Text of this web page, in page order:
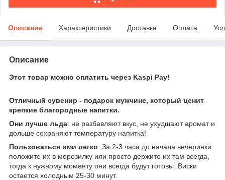
Описание Характеристики Доставка Оплата
Описание
Этот товар можно оплатить через Kaspi Pay!
Отличный сувенир - подарок мужчине, который ценит
крепкие благородные напитки.
Они лучше льда: не разбавляют вкус, не ухудшают аромат и
дольше сохраняют температуру напитка!
Пользоваться ими легко . За 2-3 часа до начала вечеринки
положите их в морозилку или просто держите их там всегда,
тогда к нужному моменту они всегда будут готовы. Виски
остается холодным 25-30 минут.